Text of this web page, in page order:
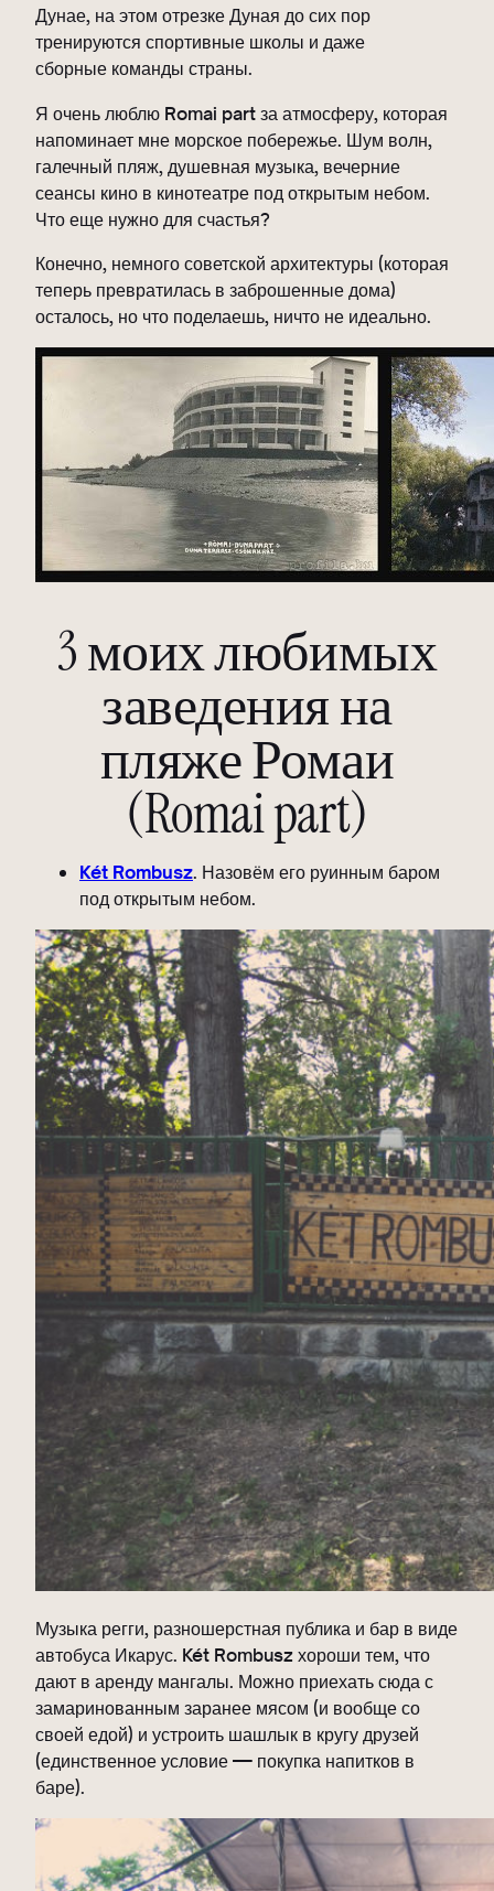
Дунае, на этом отрезке Дуная до сих пор
тренируются спортивные школы и даже
сборные команды страны.
Я очень люблю Romai part за атмосферу, которая
напоминает мне морское побережье. Шум волн,
галечный пляж, душевная музыка, вечерние
сеансы кино в кинотеатре под открытым небом.
Что еще нужно для счастья?
Конечно, немного советской архитектуры (которая
теперь превратилась в заброшенные дома)
осталось, но что поделаешь, ничто не идеально.
3 моих любимых
заведения на
пляже Ромаи
(Romai part)
Két Rombusz. Назовём его руинным баром
под открытым небом.
Музыка регги, разношерстная публика и бар в виде
автобуса Икарус. Két Rombusz хороши тем, что
дают в аренду мангалы. Можно приехать сюда с
замаринованным заранее мясом (и вообще со
своей едой) и устроить шашлык в кругу друзей
(единственное условие — покупка напитков в
баре).